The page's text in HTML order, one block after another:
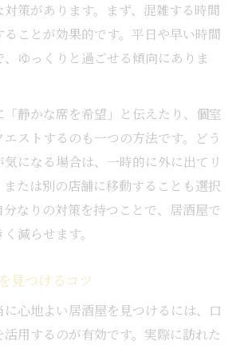
対策があります。まず、混雑する時間
ことが効果的です。平日や早い時間
ゆっくりと過ごせる傾向にありま
静かな席を希望」と伝えたり、個室
ストするのも一つの方法です。どう
気になる場合は、一時的に外に出てリ
または別の店舗に移動することも選択
なりの対策を持つことで、居酒屋で
減らせます。
見つけるコツ
に心地よい居酒屋を見つけるには、口
活用するのが有効です。実際に訪れた